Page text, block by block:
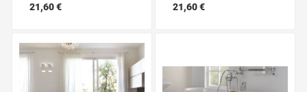
21,60 €
21,60 €